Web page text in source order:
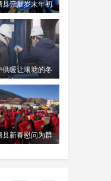
的国家一级保护
力救助，已安全
物园接受专业治
年：古梨新
川县的大金川河
进入盛花期，似
地特色民居镶嵌
千里江山图”跃...
羌城开城仪
体验羌文化魅
县开展岁末年初
专项执法行动
供暖让壤塘的冬
县新春慰问为群